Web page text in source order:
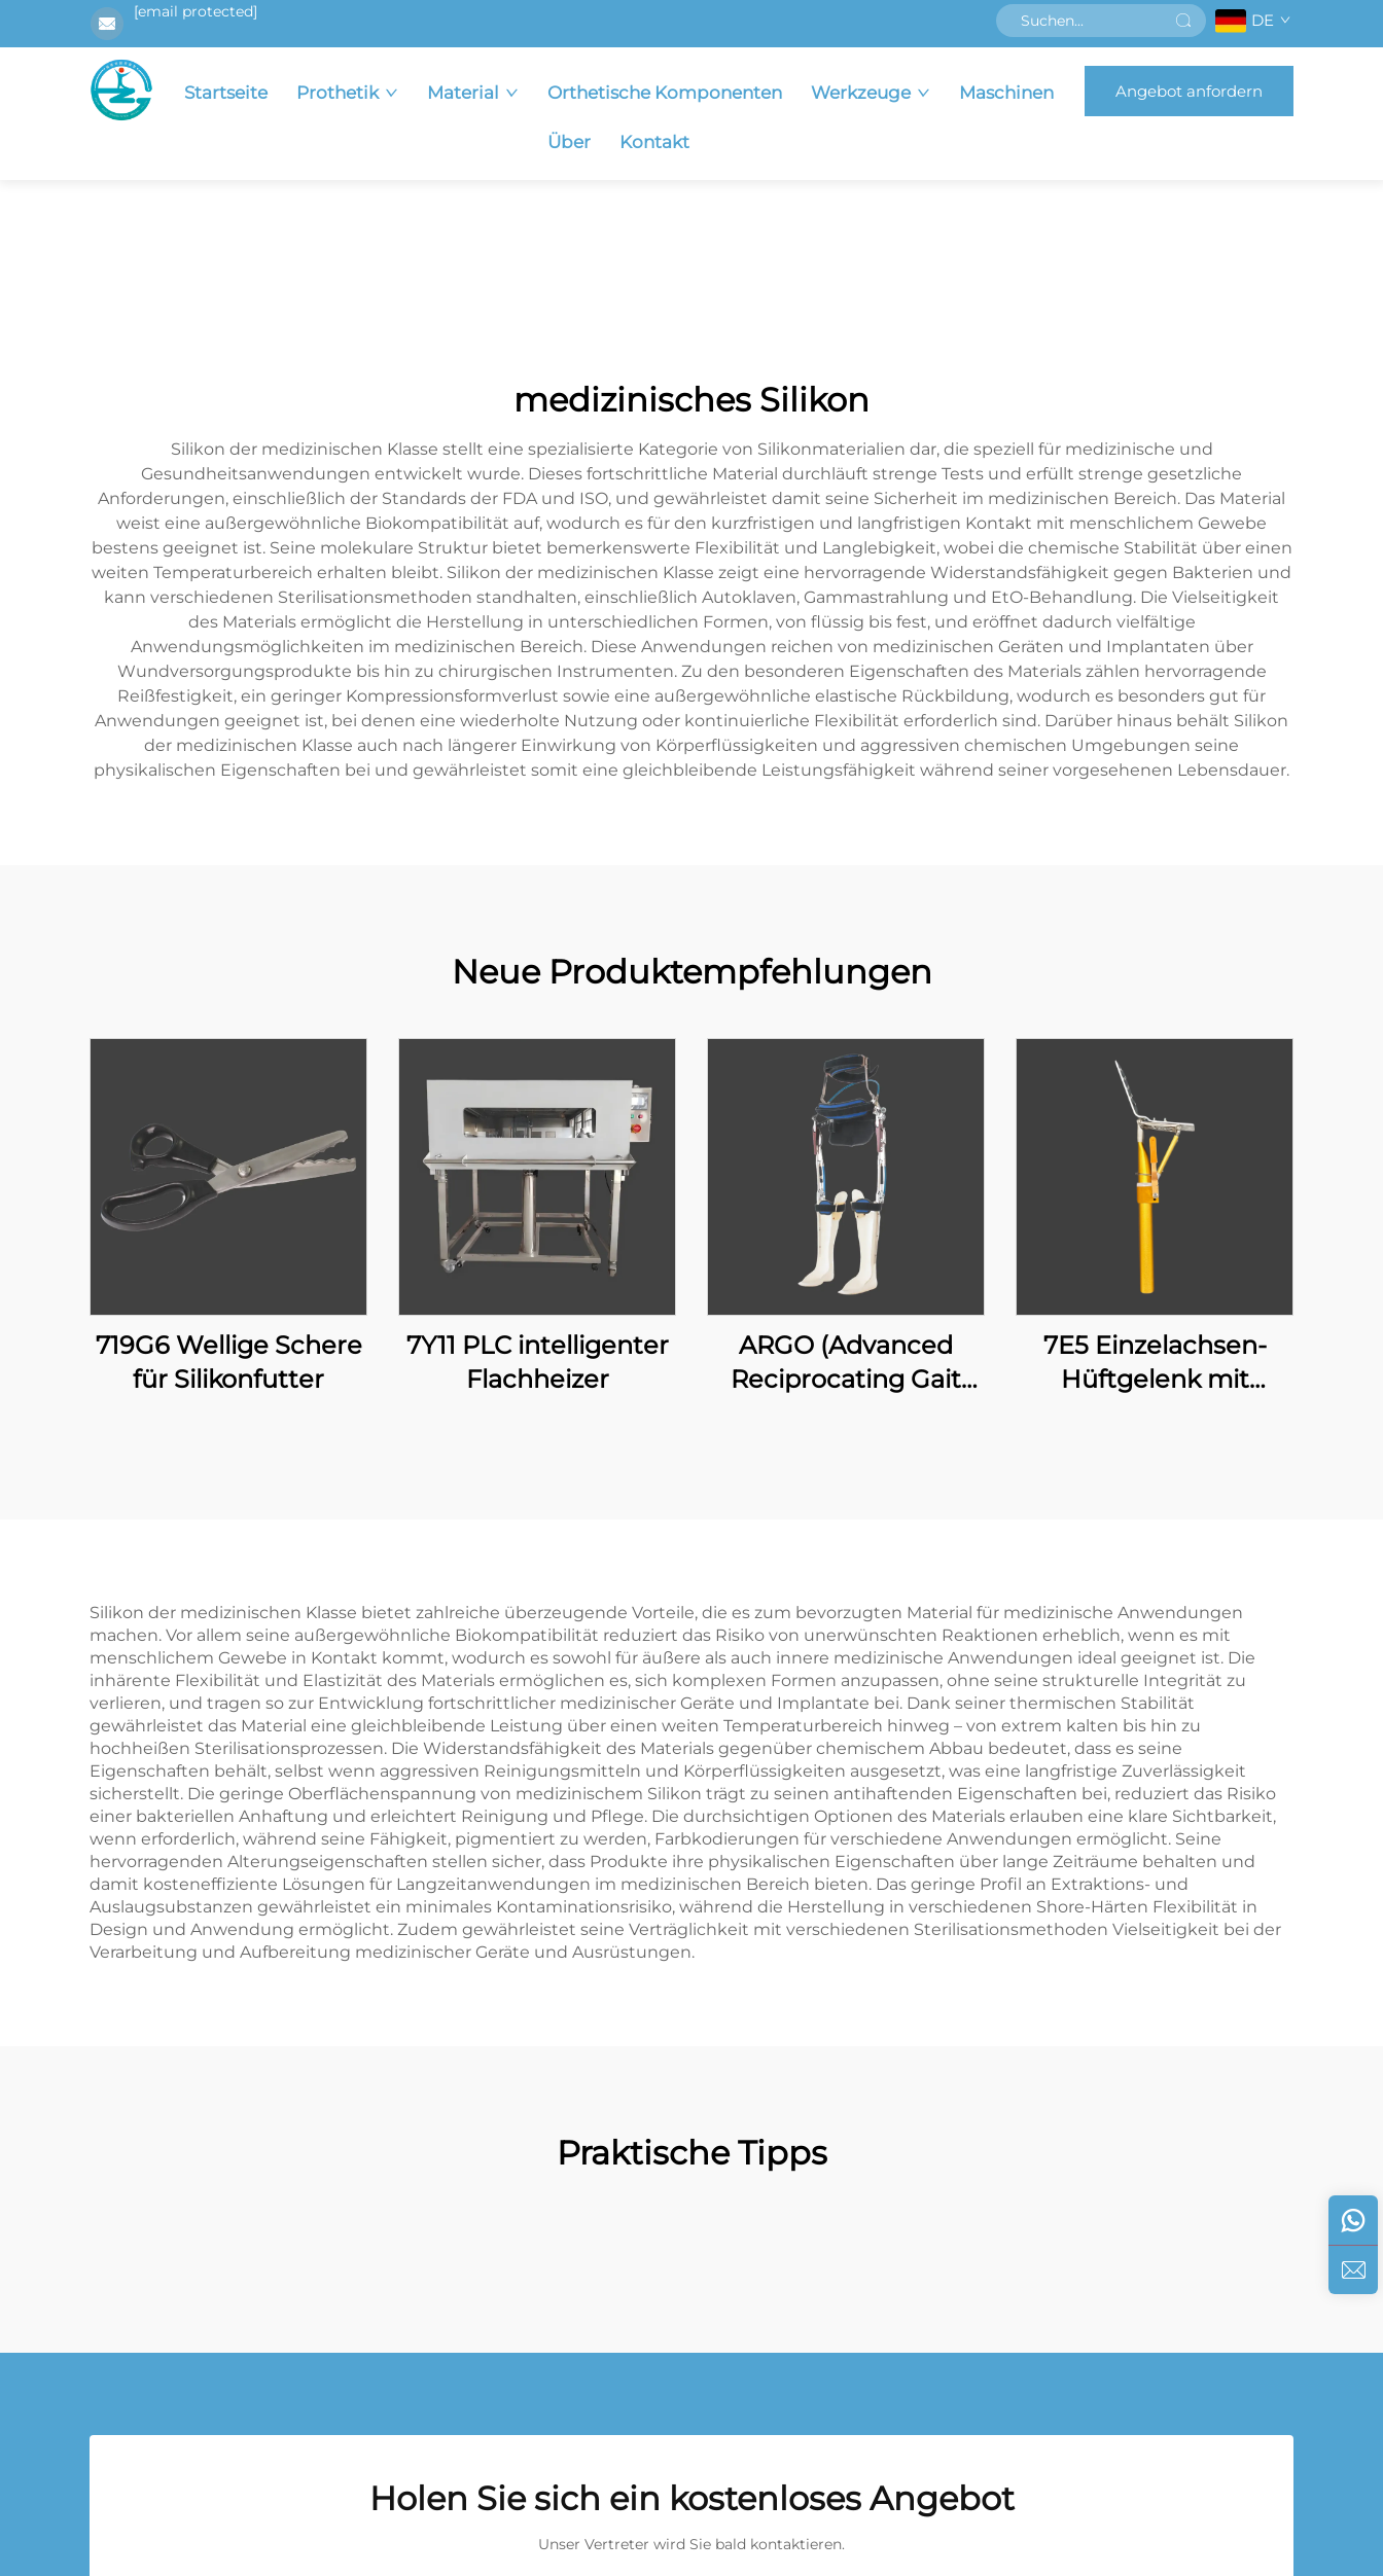
[email protected] DE
Startseite Prothetik Material Orthetische Komponenten Werkzeuge Maschinen
Über Kontakt
Angebot anfordern
medizinisches Silikon
Silikon der medizinischen Klasse stellt eine spezialisierte Kategorie von Silikonmaterialien dar, die speziell für medizinische und
Gesundheitsanwendungen entwickelt wurde. Dieses fortschrittliche Material durchläuft strenge Tests und erfüllt strenge gesetzliche
Anforderungen, einschließlich der Standards der FDA und ISO, und gewährleistet damit seine Sicherheit im medizinischen Bereich. Das Material
weist eine außergewöhnliche Biokompatibilität auf, wodurch es für den kurzfristigen und langfristigen Kontakt mit menschlichem Gewebe
bestens geeignet ist. Seine molekulare Struktur bietet bemerkenswerte Flexibilität und Langlebigkeit, wobei die chemische Stabilität über einen
weiten Temperaturbereich erhalten bleibt. Silikon der medizinischen Klasse zeigt eine hervorragende Widerstandsfähigkeit gegen Bakterien und
kann verschiedenen Sterilisationsmethoden standhalten, einschließlich Autoklaven, Gammastrahlung und EtO-Behandlung. Die Vielseitigkeit
des Materials ermöglicht die Herstellung in unterschiedlichen Formen, von flüssig bis fest, und eröffnet dadurch vielfältige
Anwendungsmöglichkeiten im medizinischen Bereich. Diese Anwendungen reichen von medizinischen Geräten und Implantaten über
Wundversorgungsprodukte bis hin zu chirurgischen Instrumenten. Zu den besonderen Eigenschaften des Materials zählen hervorragende
Reißfestigkeit, ein geringer Kompressionsformverlust sowie eine außergewöhnliche elastische Rückbildung, wodurch es besonders gut für
Anwendungen geeignet ist, bei denen eine wiederholte Nutzung oder kontinuierliche Flexibilität erforderlich sind. Darüber hinaus behält Silikon
der medizinischen Klasse auch nach längerer Einwirkung von Körperflüssigkeiten und aggressiven chemischen Umgebungen seine
physikalischen Eigenschaften bei und gewährleistet somit eine gleichbleibende Leistungsfähigkeit während seiner vorgesehenen Lebensdauer.
Neue Produktempfehlungen
719G6 Wellige Schere
für Silikonfutter
7Y11 PLC intelligenter
Flachheizer
ARGO (Advanced
Reciprocating Gait
7E5 Einzelachsen-
Hüftgelenk mit
Silikon der medizinischen Klasse bietet zahlreiche überzeugende Vorteile, die es zum bevorzugten Material für medizinische Anwendungen
machen. Vor allem seine außergewöhnliche Biokompatibilität reduziert das Risiko von unerwünschten Reaktionen erheblich, wenn es mit
menschlichem Gewebe in Kontakt kommt, wodurch es sowohl für äußere als auch innere medizinische Anwendungen ideal geeignet ist. Die
inhärente Flexibilität und Elastizität des Materials ermöglichen es, sich komplexen Formen anzupassen, ohne seine strukturelle Integrität zu
verlieren, und tragen so zur Entwicklung fortschrittlicher medizinischer Geräte und Implantate bei. Dank seiner thermischen Stabilität
gewährleistet das Material eine gleichbleibende Leistung über einen weiten Temperaturbereich hinweg – von extrem kalten bis hin zu
hochheißen Sterilisationsprozessen. Die Widerstandsfähigkeit des Materials gegenüber chemischem Abbau bedeutet, dass es seine
Eigenschaften behält, selbst wenn aggressiven Reinigungsmitteln und Körperflüssigkeiten ausgesetzt, was eine langfristige Zuverlässigkeit
sicherstellt. Die geringe Oberflächenspannung von medizinischem Silikon trägt zu seinen antihaftenden Eigenschaften bei, reduziert das Risiko
einer bakteriellen Anhaftung und erleichtert Reinigung und Pflege. Die durchsichtigen Optionen des Materials erlauben eine klare Sichtbarkeit,
wenn erforderlich, während seine Fähigkeit, pigmentiert zu werden, Farbkodierungen für verschiedene Anwendungen ermöglicht. Seine
hervorragenden Alterungseigenschaften stellen sicher, dass Produkte ihre physikalischen Eigenschaften über lange Zeiträume behalten und
damit kosteneffiziente Lösungen für Langzeitanwendungen im medizinischen Bereich bieten. Das geringe Profil an Extraktions- und
Auslaugsubstanzen gewährleistet ein minimales Kontaminationsrisiko, während die Herstellung in verschiedenen Shore-Härten Flexibilität in
Design und Anwendung ermöglicht. Zudem gewährleistet seine Verträglichkeit mit verschiedenen Sterilisationsmethoden Vielseitigkeit bei der
Verarbeitung und Aufbereitung medizinischer Geräte und Ausrüstungen.
Praktische Tipps
Holen Sie sich ein kostenloses Angebot
Unser Vertreter wird Sie bald kontaktieren.